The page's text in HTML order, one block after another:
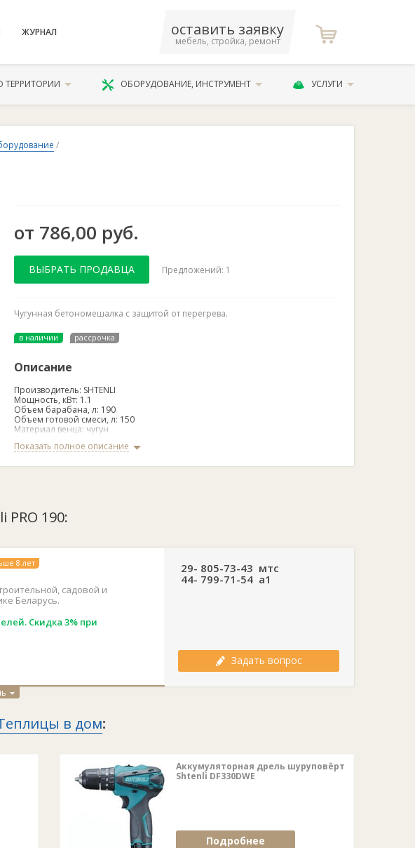
ЖУРНАЛ оставить заявку
мебель, стройка, ремонт
ТЕРРИТОРИИ ОБОРУДОВАНИЕ, ИНСТРУМЕНТ УСЛУГИ
/
от 786,00 руб.
ВЫБРАТЬ ПРОДАВЦА Предложений: 1
Чугунная бетономешалка с защитой от перегрева.
в наличии рассрочка
Описание
Производитель: SHTENLI
Мощность, кВт: 1.1
Объем барaбана, л: 190
Объем готовoй смеси, л: 150
Материал венца: чугун
Особенности данной модели:
Регулировочный диск с пружиной обеспечивает максимально удобное
прибора дo земли;
Пара колес на стальных дисках обеспечивает легкую транспортировку и
хорошую устойчивость;
Класс защиты IP 44: защита двигателя от перегрева, электрическая защита
против горизонтальных и вертикальных потоков воды;
Безопасный выключатель нулевого напряжения;
Лопасти толщиной 2 мм;
Низкий уровень шума: 70 Дб;
Поставляется в картонной коробке в разобранном виде.
(Возможна доставка в собраном виде!)
Показать полное описание
PRO 190:
8 лет
садовой и
Беларусь.
Скидка 3% при
29- 805-73-43 мтс
44- 799-71-54 а1
Задать вопрос
в дом:
Аккумуляторная дрель шуруповёрт
Shtenli DF330DWE
Подробнее